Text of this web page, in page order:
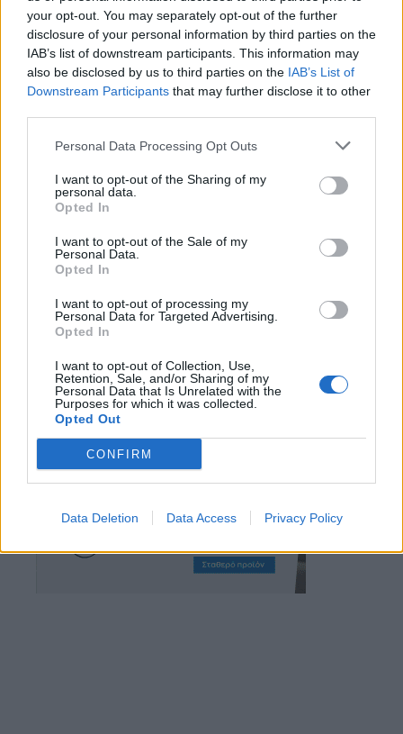
your opt-out. You may separately opt-out of the further
disclosure of your personal information by third parties on the
IAB’s list of downstream participants. This information may
also be disclosed by us to third parties on the IAB’s List of
Downstream Participants that may further disclose it to other
Personal Data Processing Opt Outs
I want to opt-out of the Sharing of my
personal data.
Opted In
I want to opt-out of the Sale of my
Personal Data.
Opted In
I want to opt-out of processing my
Personal Data for Targeted Advertising.
Opted In
I want to opt-out of Collection, Use,
Retention, Sale, and/or Sharing of my
Personal Data that Is Unrelated with the
Purposes for which it was collected.
Opted Out
CONFIRM
Data Deletion Data Access Privacy Policy
enikos
Προηγούμενο άρθρο
διάρκειας – Έκτακτα μέτρα
Δράκος: Διεθνές κύκλωμα
φοροδιαφυγής με πειραγμένες